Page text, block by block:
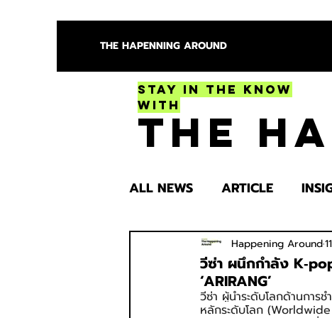
THE HAPENNING AROUND
Stay in the Know
With
The
ALL NEWS ARTICLE
ENTERTAINMENT
SPOTLIGHT TRY
วีซ่า ผนึกกำลัง
‘ARIRANG’
Happening Around
วีซ่า ผู้นำระดับโลกด้านการ
หลักระดับโลก (Worldwide